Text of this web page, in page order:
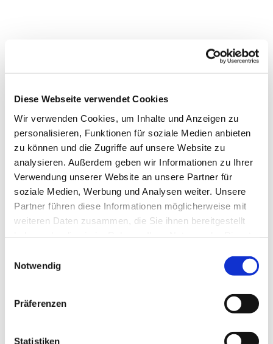
Diese Webseite verwendet Cookies
Wir verwenden Cookies, um Inhalte und Anzeigen zu
personalisieren, Funktionen für soziale Medien anbieten
zu können und die Zugriffe auf unsere Website zu
analysieren. Außerdem geben wir Informationen zu Ihrer
Verwendung unserer Website an unsere Partner für
soziale Medien, Werbung und Analysen weiter. Unsere
Partner führen diese Informationen möglicherweise mit
weiteren Daten zusammen, die Sie ihnen bereitgestellt
Notwendig
Präferenzen
Statistiken
Dies könnte Sie auch
interessieren